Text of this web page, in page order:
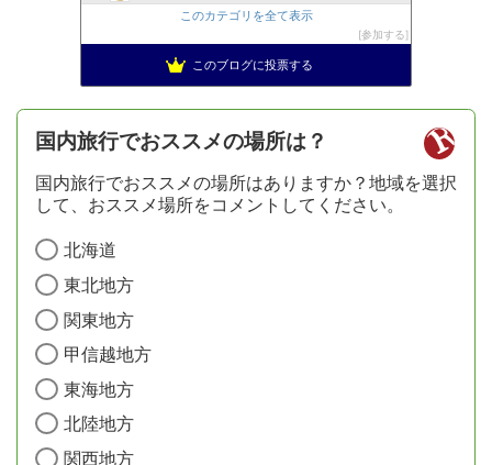
このカテゴリを全て表示
参加する
このブログに投票する